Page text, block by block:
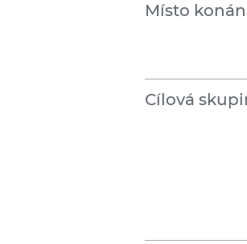
Místo
Cílová